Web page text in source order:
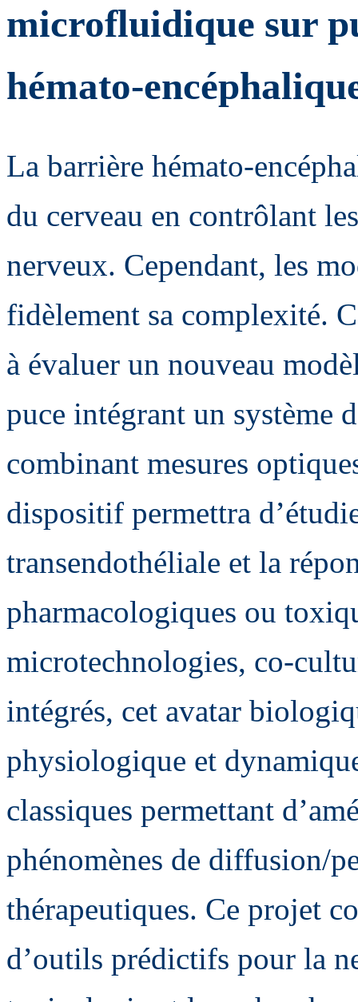
microfluidique sur
hémato-
La barrière hémato-
du cerveau en contrôlant
nerveux. Cependant, les
fidèlement sa complexité.
à évaluer un nouveau
puce intégrant un système
combinant mesures
dispositif permettra
transendothéliale et la
pharmacologiques ou
microtechnologies, co-
intégrés, cet avatar
physiologique et
classiques permettant
phénomènes de diffusion/
thérapeutiques. Ce projet
d’outils prédictifs pour la